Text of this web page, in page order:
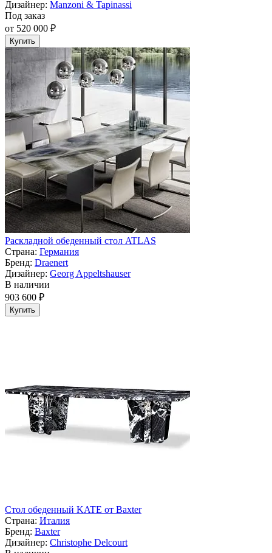
Дизайнер: Manzoni & Tapinassi
Под заказ
от 520 000 ₽
Купить
Раскладной обеденный стол ATLAS
Страна: Германия
Бренд: Draenert
Дизайнер: Georg Appeltshauser
В наличии
903 600 ₽
Купить
Стол обеденный KATE от Baxter
Страна: Италия
Бренд: Baxter
Дизайнер: Christophe Delcourt